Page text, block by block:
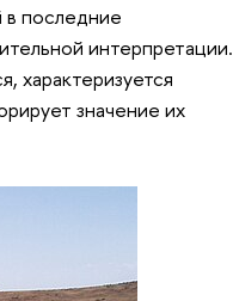
в последние
интерпретации.
характеризуется
значение их